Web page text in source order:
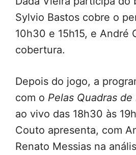
Sylvio Bastos cobre o
10h30 e 15h15, e André
cobertura.
Depois do jogo, a
com o Pelas Quadras de
ao vivo das 18h30 às
Couto apresenta, com
Renato Messias na